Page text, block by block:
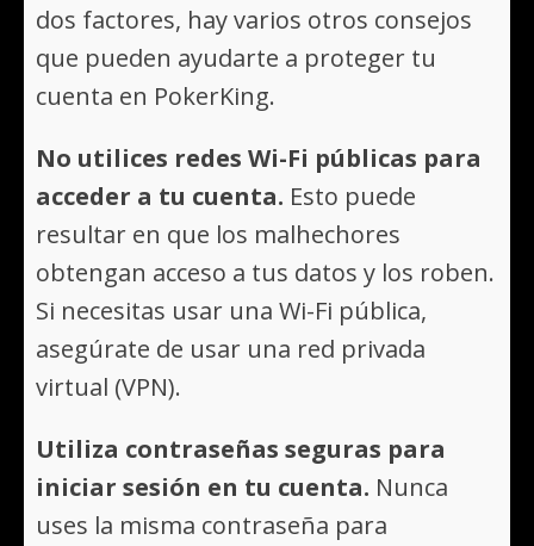
dos factores, hay varios otros consejos
que pueden ayudarte a proteger tu
cuenta en PokerKing.
No utilices redes Wi-Fi públicas para
acceder a tu cuenta. Esto puede
resultar en que los malhechores
obtengan acceso a tus datos y los roben.
Si necesitas usar una Wi-Fi pública,
asegúrate de usar una red privada
virtual (VPN).
Utiliza contraseñas seguras para
iniciar sesión en tu cuenta. Nunca
uses la misma contraseña para